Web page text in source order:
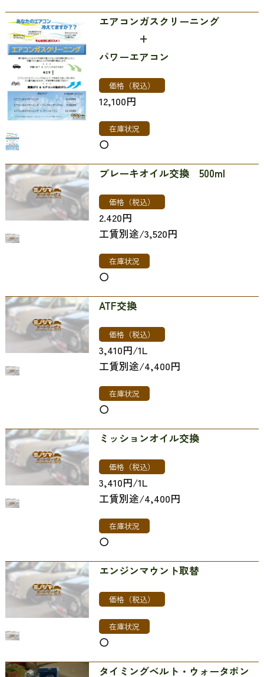
エアコンガスクリーニング
+
パワーエアコン
価格（税込）
12,100円
在庫状況
〇
ブレーキオイル交換 500ml
価格（税込）
2.420円
工賃別途/3,520円
在庫状況
〇
ATF交換
価格（税込）
3,410円/1L
工賃別途/4,400円
在庫状況
〇
ミッションオイル交換
価格（税込）
3,410円/1L
工賃別途/4,400円
在庫状況
〇
エンジンマウント取替
価格（税込）
在庫状況
〇
タイミングベルト・ウォータポン